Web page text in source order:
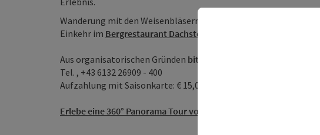
Wanderung mit den Weisenbläsern zu der
Einkehr im Bergrestaurant Dachstein Krippenstein
Aus organisatorischen Gründen bitte unbedingt
Tel. , +43 6132 26909 - 400
Aufzahlung mit Saisonkarte: € 15,00
Erlebe eine 360° Panorama Tour von Obertraun…